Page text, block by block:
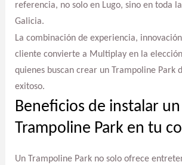
referencia, no solo en Lugo, sino en toda
Galicia.
La combinación de experiencia,
cliente convierte a Multiplay en la
quienes buscan crear un Trampoline Park
exitoso.
Beneficios de instalar un
Trampoline Park en tu
Un Trampoline Park no solo ofrece